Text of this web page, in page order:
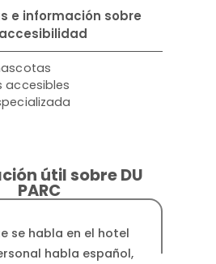
e información sobre
accesibilidad
accesibles
útil sobre DU
PARC
se habla en el hotel
habla español,